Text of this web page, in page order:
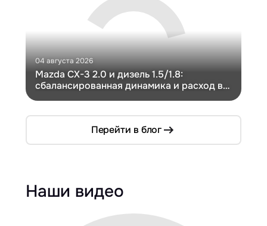
04 августа 2026
Mazda CX-3 2.0 и дизель 1.5/1.8:
сбалансированная динамика и расход в
Перейти в блог
Наши видео